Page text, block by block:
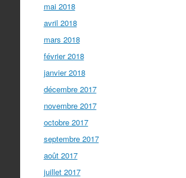
mai 2018
avril 2018
mars 2018
février 2018
janvier 2018
décembre 2017
novembre 2017
octobre 2017
septembre 2017
août 2017
juillet 2017